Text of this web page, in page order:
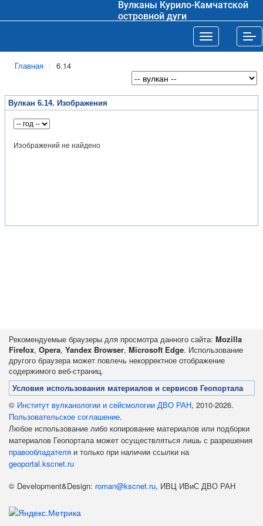
Вулканы Курило-Камчатской
островной дуги
Toggle
Главная 6.14
Вулкан 6.14. Изображения
Изображений не найдено
Рекомендуемые браузеры для просмотра данного сайта: Mozilla
Firefox, Opera, Yandex Browser, Microsoft Edge. Использование
другого браузера может повлечь некорректное отображение
содержимого веб-страниц.
Условия использования материалов и сервисов Геопортала
© Институт вулканологии и сейсмологии ДВО РАН, 2010-2026.
Пользовательское соглашение.
Любое использование либо копирование материалов или подборки
материалов Геопортала может осуществляться лишь с разрешения
правообладателя и только при наличии ссылки на
geoportal.kscnet.ru
© Development&Design: roman@kscnet.ru, ИВЦ ИВиС ДВО РАН